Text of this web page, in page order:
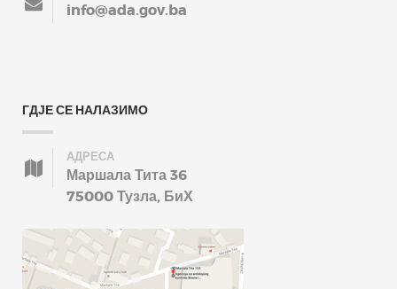
info@ada.gov.ba
ГДЈЕ СЕ НАЛАЗИМО
АДРЕСА
Маршала Тита 36
75000 Тузла, БиХ